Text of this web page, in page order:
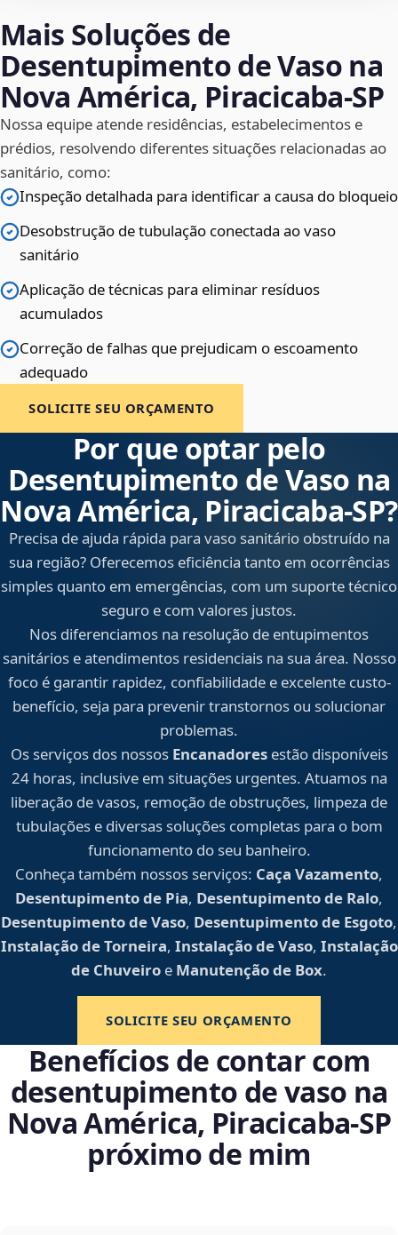
Mais Soluções de
Desentupimento de Vaso na
Nova América, Piracicaba‑SP
Nossa equipe atende residências, estabelecimentos e
prédios, resolvendo diferentes situações relacionadas ao
sanitário, como:
Inspeção detalhada para identificar a causa do bloqueio
Desobstrução de tubulação conectada ao vaso
sanitário
Aplicação de técnicas para eliminar resíduos
acumulados
Correção de falhas que prejudicam o escoamento
adequado
SOLICITE SEU ORÇAMENTO
Por que optar pelo
Desentupimento de Vaso na
Nova América, Piracicaba‑SP?
Precisa de ajuda rápida para vaso sanitário obstruído na
sua região? Oferecemos eficiência tanto em ocorrências
simples quanto em emergências, com um suporte técnico
seguro e com valores justos.
Nos diferenciamos na resolução de entupimentos
sanitários e atendimentos residenciais na sua área. Nosso
foco é garantir rapidez, confiabilidade e excelente custo-
benefício, seja para prevenir transtornos ou solucionar
problemas.
Os serviços dos nossos Encanadoresestão disponíveis
24 horas, inclusive em situações urgentes. Atuamos na
liberação de vasos, remoção de obstruções, limpeza de
tubulações e diversas soluções completas para o bom
funcionamento do seu banheiro.
Conheça também nossos serviços: Caça Vazamento,
Desentupimento de Pia, Desentupimento de Ralo,
Desentupimento de Vaso, Desentupimento de Esgoto,
Instalação de Torneira, Instalação de Vaso, Instalação
de Chuveiro e Manutenção de Box.
SOLICITE SEU ORÇAMENTO
Benefícios de contar com
desentupimento de vaso na
Nova América, Piracicaba‑SP
próximo de mim